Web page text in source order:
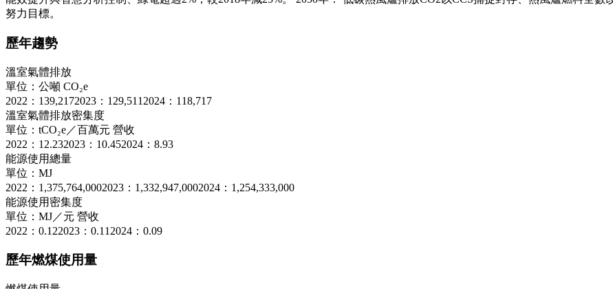
努力目標。
歷年趨勢
溫室氣體排放
單位：公噸 CO₂e
2022：139,2172023：129,511 2024：118,717
溫室氣體排放密集度
單位：tCO₂e／百萬元 營收
2022：12.232023：10.452024：8.93
能源使用總量
單位：MJ
2022：1,375,764,0002023：1,332,947,0002024：1,254,333,000
能源使用密集度
單位：MJ／元 營收
2022：0.122023：0.11 2024：0.09
歷年燃煤使用量